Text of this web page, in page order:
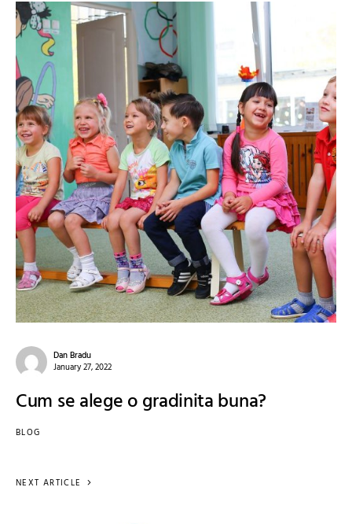
Dan Bradu
January 27, 2022
Cum se alege o gradinita buna?
BLOG
NEXT ARTICLE